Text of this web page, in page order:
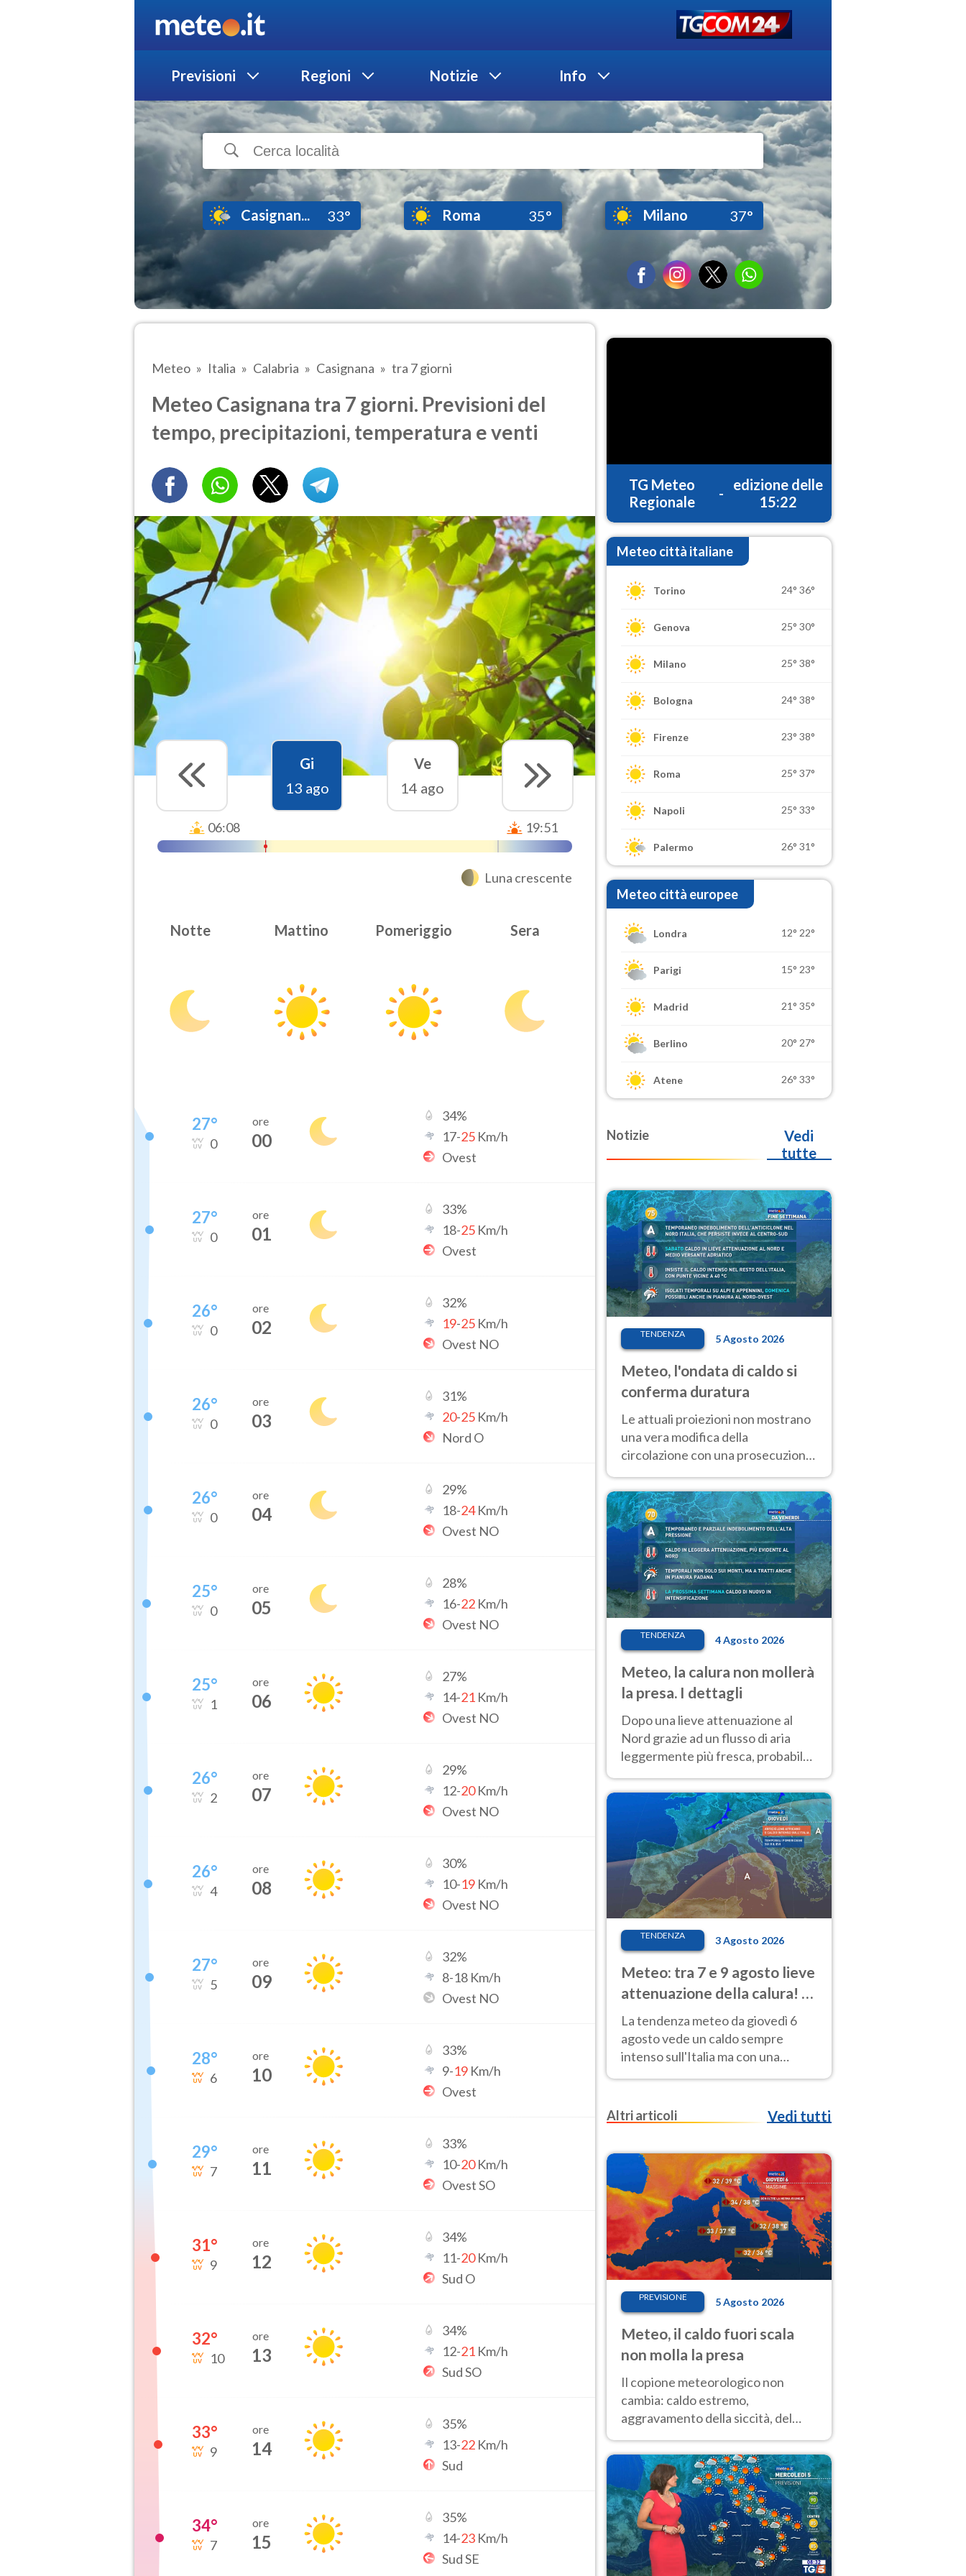
Previsioni Regioni Notizie Info
Casignan... 33° Roma 35° Milano 37°
Meteo Italia Calabria Casignana tra 7 giorni
Meteo Casignana tra 7 giorni. Previsioni del
tempo, precipitazioni, temperatura e venti
Gi
13 ago
Ve
14 ago
06:08 19:51
Luna crescente
Notte Mattino Pomeriggio Sera
27°
0
ore
00
34%
17-25 Km/h
Ovest
27°
0
ore
01
33%
18-25 Km/h
Ovest
26°
0
ore
02
32%
19-25 Km/h
Ovest NO
26°
0
ore
03
31%
20-25 Km/h
Nord O
26°
0
ore
04
29%
18-24Km/h
Ovest NO
25°
0
ore
05
28%
16-22 Km/h
Ovest NO
25°
1
ore
06
27%
14-21 Km/h
Ovest NO
26°
2
ore
07
29%
12-20Km/h
Ovest NO
26°
4
ore
08
30%
10-19 Km/h
Ovest NO
27°
5
ore
09
32%
8-18 Km/h
Ovest NO
28°
6
ore
10
33%
9-19 Km/h
Ovest
29°
7
ore
11
33%
10-20Km/h
Ovest SO
31°
9
ore
12
34%
11-20Km/h
Sud O
32°
10
ore
13
34%
12-21 Km/h
Sud SO
33°
9
ore
14
35%
13-22 Km/h
Sud
34°
7
ore
15
35%
14-23 Km/h
Sud SE
TG Meteo
Regionale
-
edizione delle
15:22
Meteo città italiane
Torino 24° 36°
Genova 25° 30°
Milano 25° 38°
Bologna 24° 38°
Firenze 23° 38°
Roma 25° 37°
Napoli 25° 33°
Palermo 26° 31°
Meteo città europee
Londra 12° 22°
Parigi 15° 23°
Madrid 21° 35°
Berlino 20° 27°
Atene 26° 33°
Notizie
Vedi
tutte
TENDENZA 5 Agosto 2026
Meteo, l'ondata di caldo si
conferma duratura
Le attuali proiezioni non mostrano
una vera modifica della
circolazione con una prosecuzione
giorni, compresa la settimana di
Ferragosto
TENDENZA 4 Agosto 2026
Meteo, la calura non mollerà
la presa. I dettagli
Dopo una lieve attenuazione al
Nord grazie ad un flusso di aria
leggermente più fresca, probabile
africano entro Ferragosto
TENDENZA 3 Agosto 2026
Meteo: tra 7 e 9 agosto lieve
attenuazione della calura! Al
Nord rischio temporali
La tendenza meteo da giovedì 6
agosto vede un caldo sempre
intenso sull'Italia ma con una
parziale e lieve attenuazione tra il 7
Altri articoli
Vedi tutti
PREVISIONE 5 Agosto 2026
Meteo, il caldo fuori scala
non molla la presa
Il copione meteorologico non
cambia: caldo estremo,
aggravamento della siccità, del
calore. Nessun cambiamento fino
Ferragosto